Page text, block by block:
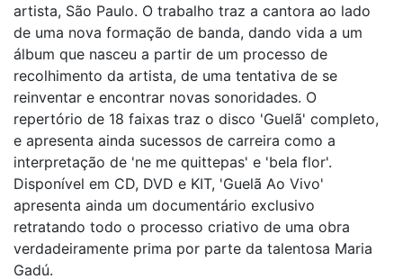
artista, São Paulo. O trabalho traz a cantora ao lado
de uma nova formação de banda, dando vida a um
álbum que nasceu a partir de um processo de
recolhimento da artista, de uma tentativa de se
reinventar e encontrar novas sonoridades. O
repertório de 18 faixas traz o disco 'Guelã' completo,
e apresenta ainda sucessos de carreira como a
interpretação de 'ne me quittepas' e 'bela flor'.
Disponível em CD, DVD e KIT, 'Guelã Ao Vivo'
apresenta ainda um documentário exclusivo
retratando todo o processo criativo de uma obra
verdadeiramente prima por parte da talentosa Maria
Gadú.